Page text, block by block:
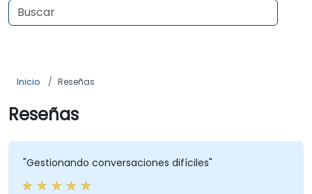
Inicio Reseñas
Reseñas
"Gestionando conversaciones difíciles"